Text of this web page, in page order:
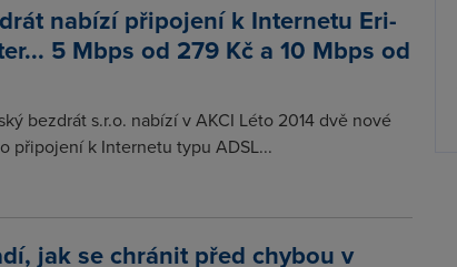
nabízí připojení k Internetu Eri-
5 Mbps od 279 Kč a 10 Mbps od
bezdrát s.r.o. nabízí v AKCI Léto 2014 dvě nové
připojení k Internetu typu ADSL...
jak se chránit před chybou v